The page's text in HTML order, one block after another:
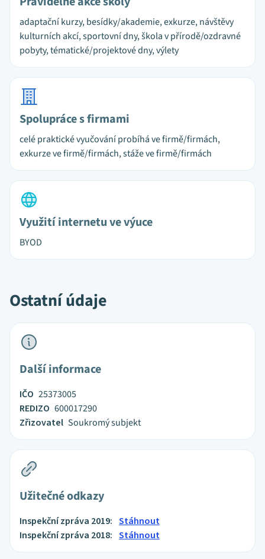
adaptační kurzy, besídky/akademie, exkurze, návštěvy
kulturních akcí, sportovní dny, škola v přírodě/ozdravné
pobyty, tématické/projektové dny, výlety
Spolupráce s firmami
celé praktické vyučování probíhá ve firmě/firmách,
exkurze ve firmě/firmách, stáže ve firmě/firmách
Využití internetu ve výuce
BYOD
Ostatní údaje
Další informace
IČO 25373005
REDIZO 600017290
Zřizovatel Soukromý subjekt
Užitečné odkazy
Inspekční zpráva 2019: Stáhnout
Inspekční zpráva 2018: Stáhnout